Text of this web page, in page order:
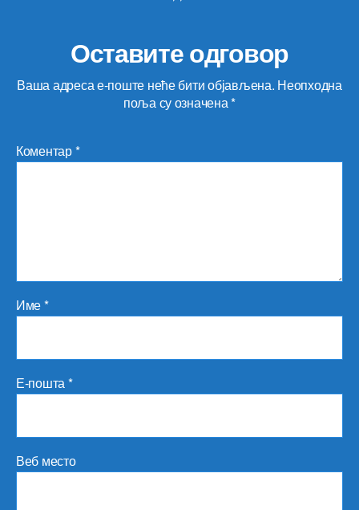
Оставите одговор
Ваша адреса е-поште неће бити објављена. Неопходна
поља су означена*
Коментар*
Име*
Е-пошта*
Веб место